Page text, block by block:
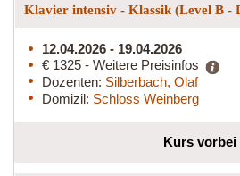
Klavier intensiv - Klassik (Level B -
12.04.2026 - 19.04.2026
€ 1325 - Weitere Preisinfos
Dozenten: Silberbach, Olaf
Domizil: Schloss Weinberg
Kurs vorbei